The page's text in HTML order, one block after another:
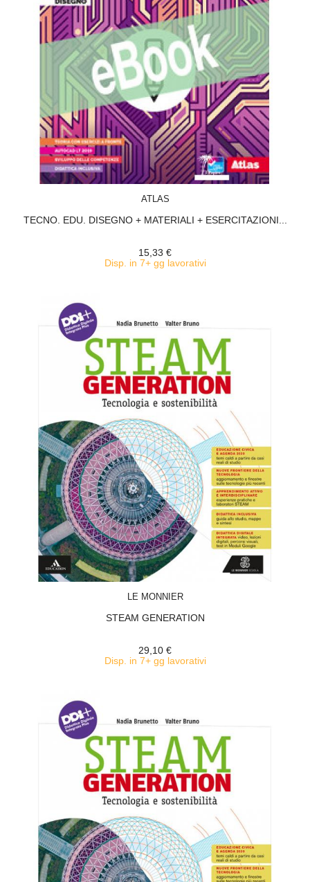
ATLAS
TECNO. EDU. DISEGNO + MATERIALI + ESERCITAZIONI...
15,33 €
Disp. in 7+ gg lavorativi
LE MONNIER
STEAM GENERATION
29,10 €
Disp. in 7+ gg lavorativi